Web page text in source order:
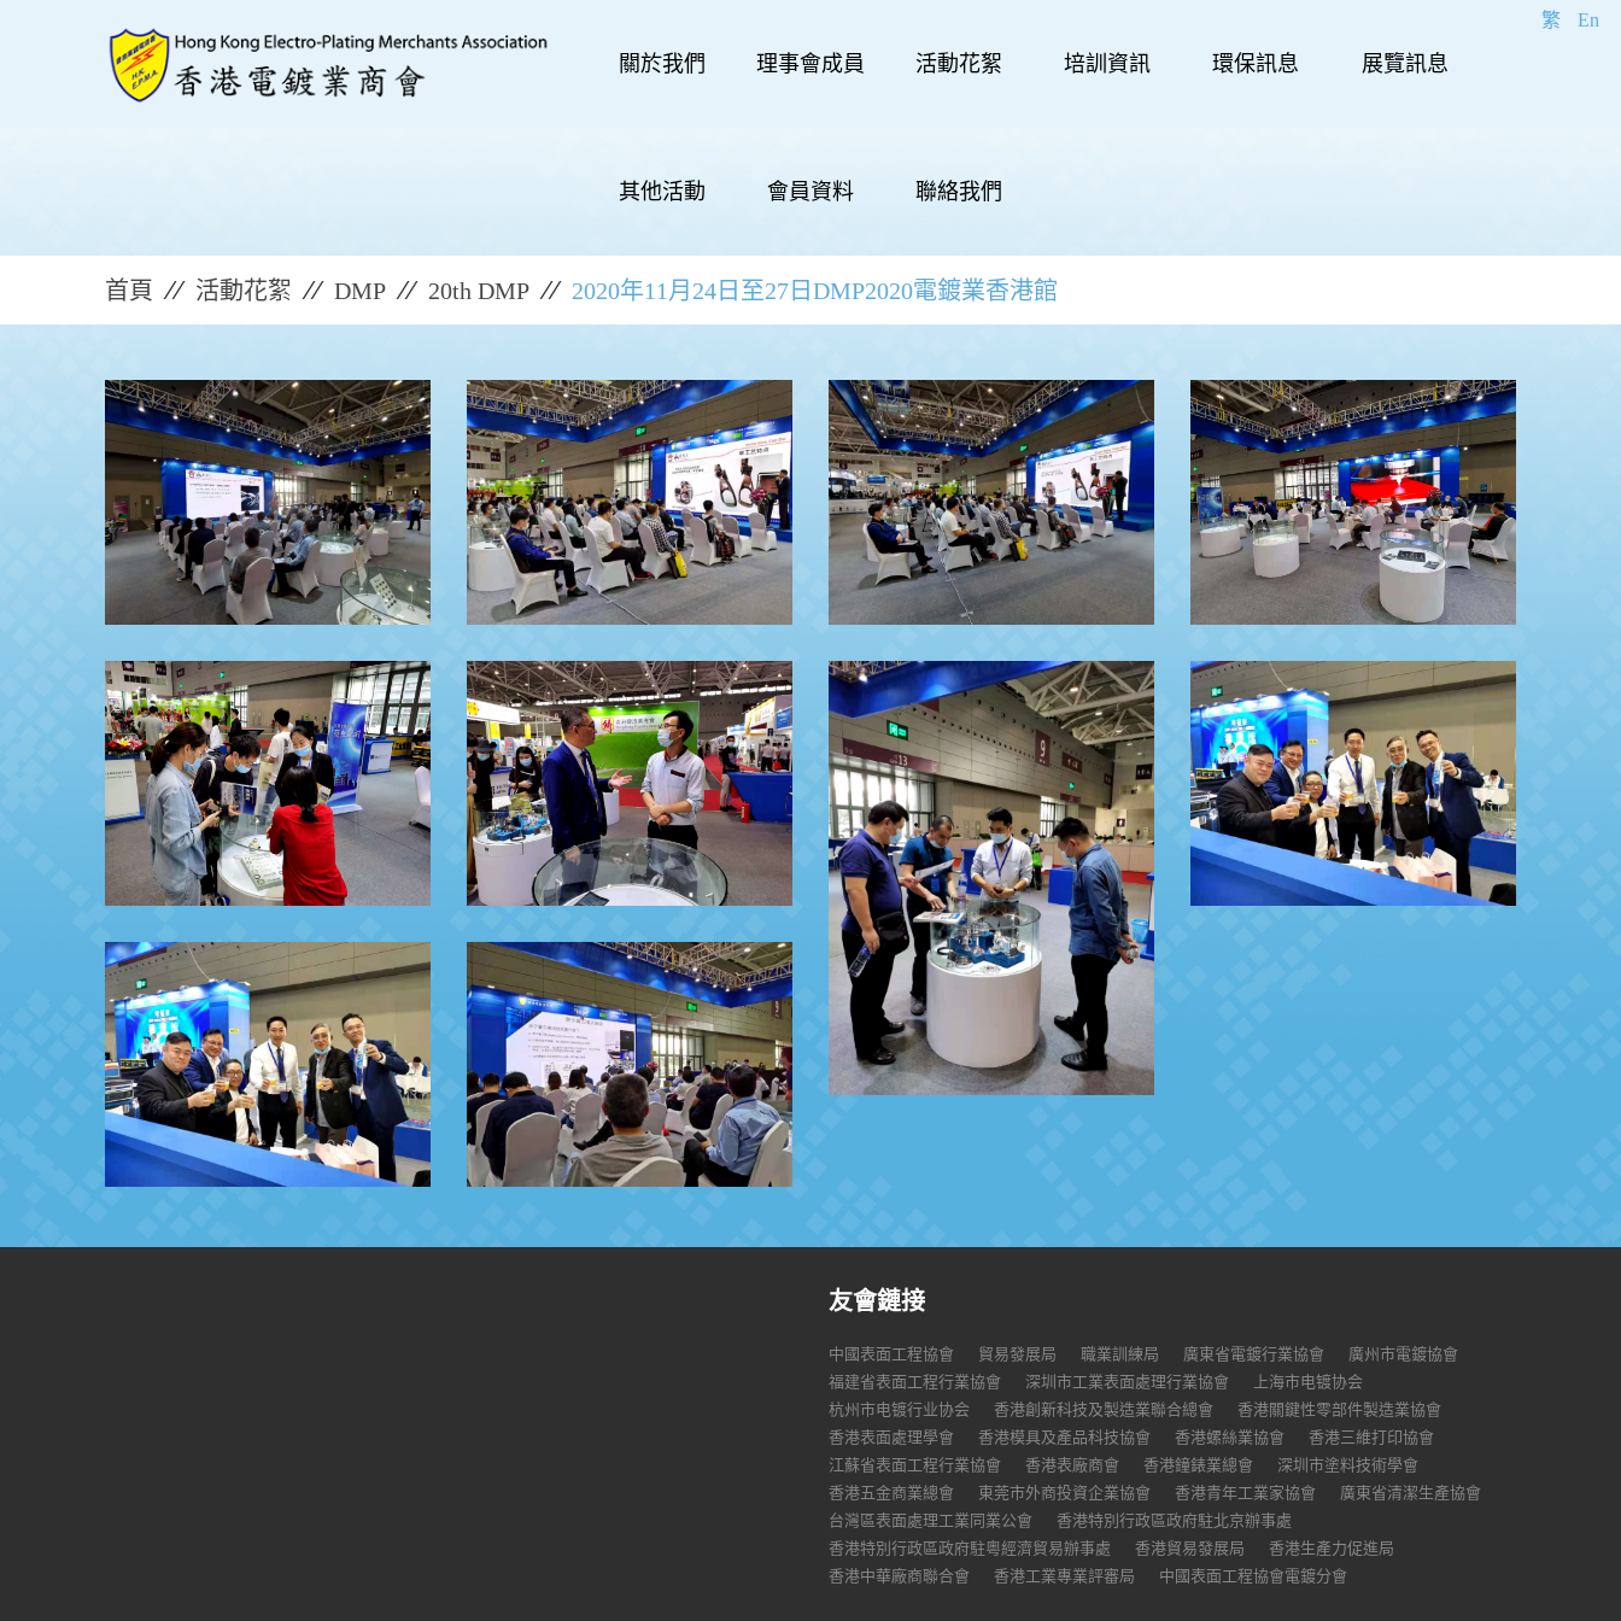
繁 En
關於我們 理事會成員 活動花絮 培訓資訊 環保訊息 展覽訊息
其他活動 會員資料 聯絡我們
首頁 活動花絮 DMP 20th DMP 2020年11月24日至27日DMP2020電鍍業香港館
友會鏈接
中國表面工程協會 貿易發展局 職業訓練局 廣東省電鍍行業協會
廣州市電鍍協會
福建省表面工程行業協會
深圳市工業表面處理行業協會
上海市电镀协会
杭州市电镀行业协会
香港創新科技及製造業聯合總會
香港關鍵性零部件製造業協會
香港表面處理學會
香港模具及產品科技協會 香港螺絲業協會
香港三維打印協會
江蘇省表面工程行業協會
香港表廠商會 香港鐘錶業總會
深圳市塗料技術學會
香港五金商業總會
東莞市外商投資企業協會 香港青年工業家協會
廣東省清潔生產協會
台灣區表面處理工業同業公會
香港特別行政區政府駐北京辦事處
香港特別行政區政府駐粵經濟貿易辦事處
香港貿易發展局
香港生產力促進局
香港中華廠商聯合會
香港工業專業評審局 中國表面工程協會電鍍分會